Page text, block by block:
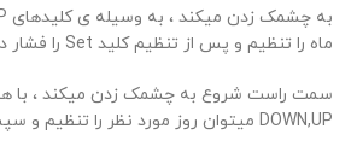
ماه را تنظیم و پس از تنظیم کلید Set را فشار دهید، دو سگمنت
سمت راست شروع به چشمک زدن میکند ، با
DOWN,UP میتوان روز مورد نظر را تنظیم و سپس با فشردن کلید Set